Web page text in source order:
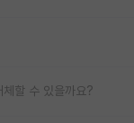
할 수 있을까요?